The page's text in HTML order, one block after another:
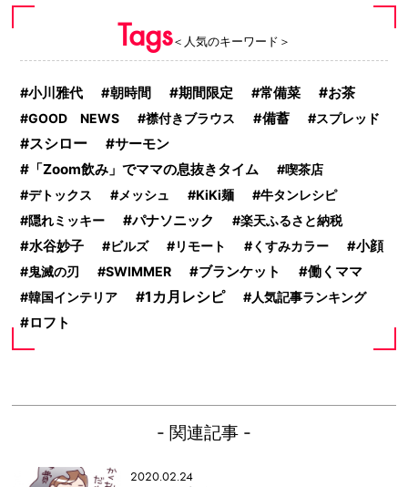
Tags＜人気のキーワード＞
小川雅代 朝時間 期間限定 常備菜 お茶
GOOD NEWS 襟付きブラウス 備蓄 スプレッド
スシロー
サーモン
「Zoom飲み」でママの息抜きタイム
喫茶店
デトックス
メッシュ KiKi麺
牛タンレシピ
隠れミッキー
パナソニック 楽天ふるさと納税
水谷妙子 ビルズ リモート くすみカラー 小顔
鬼滅の刃 SWIMMER ブランケット 働くママ
韓国インテリア 1カ月レシピ 人気記事ランキング
ロフト
- 関連記事 -
2020.02.24